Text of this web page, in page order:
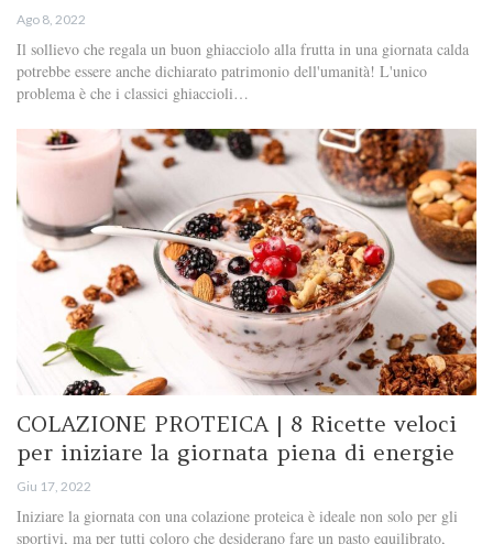
Ago 8, 2022
Il sollievo che regala un buon ghiacciolo alla frutta in una giornata calda
potrebbe essere anche dichiarato patrimonio dell'umanità! L'unico
problema è che i classici ghiaccioli…
COLAZIONE PROTEICA | 8 Ricette veloci
per iniziare la giornata piena di energie
Giu 17, 2022
Iniziare la giornata con una colazione proteica è ideale non solo per gli
sportivi, ma per tutti coloro che desiderano fare un pasto equilibrato,